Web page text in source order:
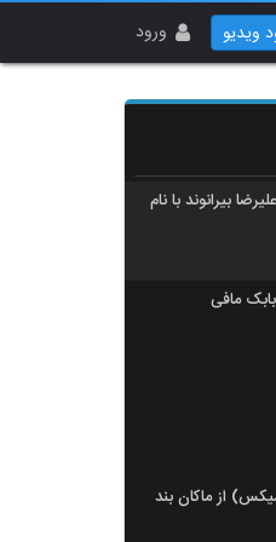
ورود ویدیو
مهرشاد به همراه
بیرانوند با نام
مافی
از ماکان بند